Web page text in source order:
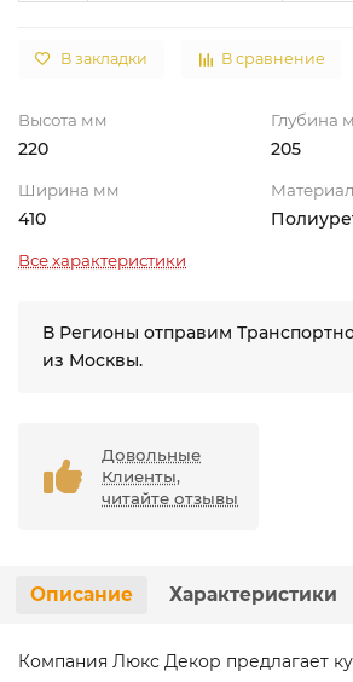
В закладки В сравнение
Высота мм
220
Глубина
205
Ширина мм
410
Материал
Все характеристики
В Регионы отправим
из Москвы.
Довольные
Клиенты,
читайте отзывы
Описание Характеристики
Компания Люкс Декор предлагает